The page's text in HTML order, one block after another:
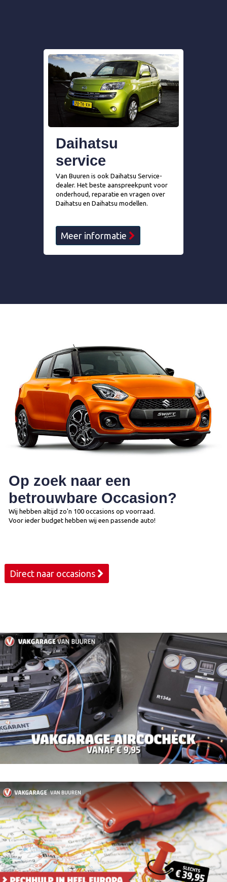
Daihatsu
service
Van Buuren is ook Daihatsu Service-
dealer. Het beste aanspreekpunt voor
onderhoud, reparatie en vragen over
Daihatsu en Daihatsu modellen.
Meer informatie
Op zoek naar een
betrouwbare Occasion?
Wij hebben altijd zo'n 100 occasions op voorraad.
Voor ieder budget hebben wij een passende auto!
Direct naar occasions